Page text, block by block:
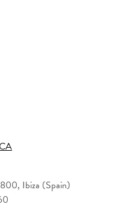
Ibiza (Spain)